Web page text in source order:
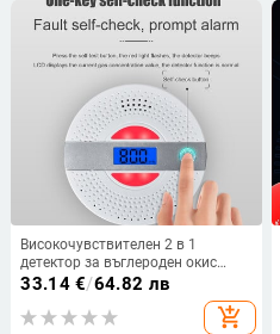
Високочувствителен 2 в 1
детектор за въглероден окис
Сензор за дим Независим Co
Smoke Sound Сензор за аларма
Защита на дома
33.14€/64.82 лв
add_shopping_cart